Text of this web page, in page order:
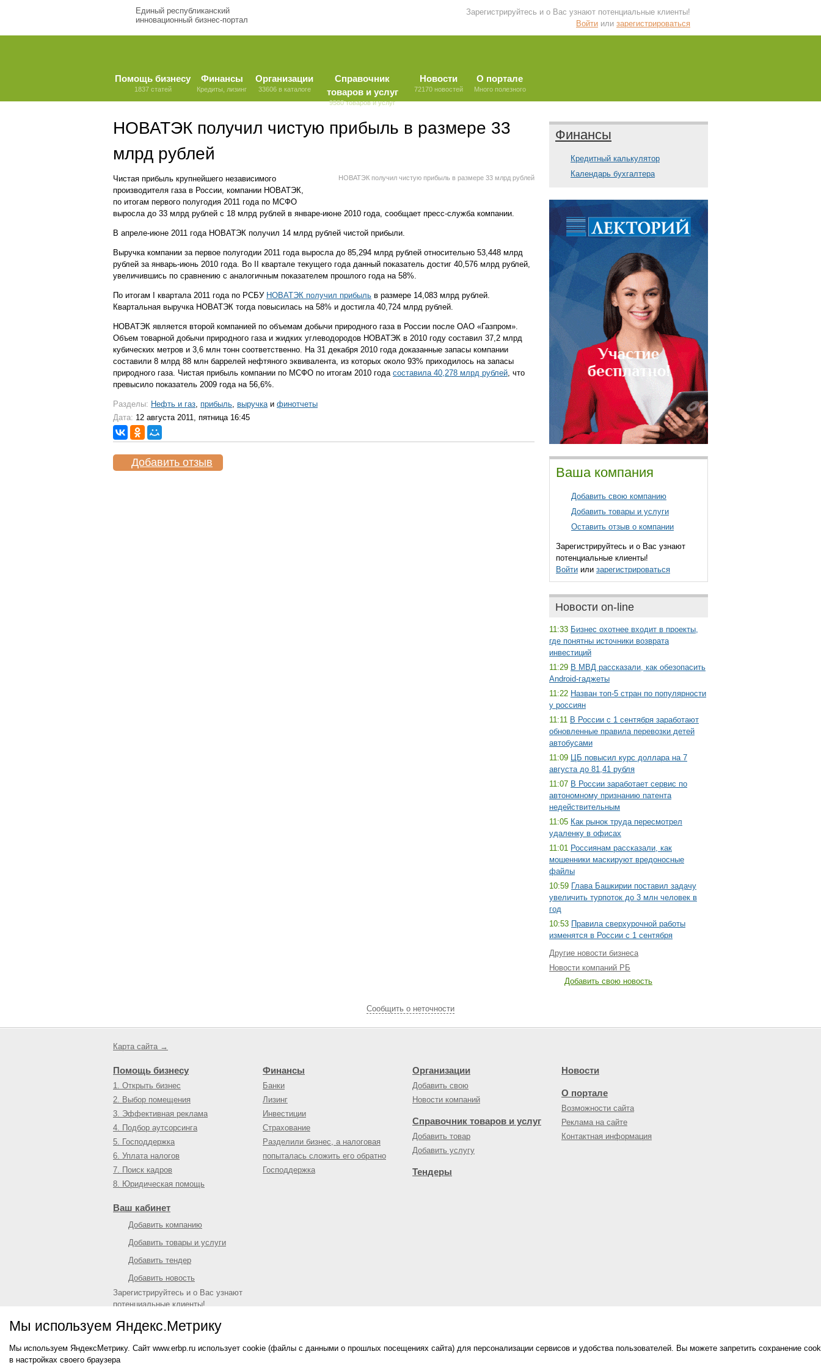
Единый республиканский
инновационный бизнес-портал
Зарегистрируйтесь и о Вас узнают потенциальные клиенты!
Войти или зарегистрироваться
Помощь бизнесу
1837 статей
Финансы
Кредиты, лизинг
Организации
33606 в каталоге
Справочник
товаров и услуг
9580 товаров и услуг
Новости
72170 новостей
О портале
Много полезного
НОВАТЭК получил чистую прибыль в размере 33
млрд рублей
НОВАТЭК получил чистую прибыль в размере 33 млрд рублей
Чистая прибыль крупнейшего независимого
производителя газа в России, компании НОВАТЭК,
по итогам первого полугодия 2011 года по МСФО
выросла до 33 млрд рублей с 18 млрд рублей в январе-июне 2010 года, сообщает пресс-служба компании.
В апреле-июне 2011 года НОВАТЭК получил 14 млрд рублей чистой прибыли.
Выручка компании за первое полугодии 2011 года выросла до 85,294 млрд рублей относительно 53,448 млрд
рублей за январь-июнь 2010 года. Во II квартале текущего года данный показатель достиг 40,576 млрд рублей,
увеличившись по сравнению с аналогичным показателем прошлого года на 58%.
По итогам I квартала 2011 года по РСБУ НОВАТЭК получил прибыль в размере 14,083 млрд рублей.
Квартальная выручка НОВАТЭК тогда повысилась на 58% и достигла 40,724 млрд рублей.
НОВАТЭК является второй компанией по объемам добычи природного газа в России после ОАО «Газпром».
Объем товарной добычи природного газа и жидких углеводородов НОВАТЭК в 2010 году составил 37,2 млрд
кубических метров и 3,6 млн тонн соответственно. На 31 декабря 2010 года доказанные запасы компании
составили 8 млрд 88 млн баррелей нефтяного эквивалента, из которых около 93% приходилось на запасы
природного газа. Чистая прибыль компании по МСФО по итогам 2010 года составила 40,278 млрд рублей, что
превысило показатель 2009 года на 56,6%.
Разделы: Нефть и газ, прибыль, выручкаи финотчеты
Дата: 12 августа 2011, пятница 16:45
Добавить отзыв
Финансы
Кредитный калькулятор
Календарь бухгалтера
Ваша компания
Добавить свою компанию
Добавить товары и услуги
Оставить отзыв о компании
Зарегистрируйтесь и о Вас узнают
потенциальные клиенты!
Войти или зарегистрироваться
Мы используем Яндекс.Метрику
Мы используем ЯндексМетрику. Сайт www.erbp.ru использует cookie (файлы с данными о прошлых посещениях сайта) для персонализации сервисов и удобства пользователей. Вы можете запретить сохранение
в настройках своего браузера
Новости on-line
11:33 Бизнес охотнее входит в проекты,
где понятны источники возврата
инвестиций
11:29 В МВД рассказали, как обезопасить
Android-гаджеты
11:22 Назван топ-5 стран по популярности
у россиян
11:11 В России с 1 сентября заработают
обновленные правила перевозки детей
автобусами
11:09 ЦБ повысил курс доллара на 7
августа до 81,41 рубля
11:07 В России заработает сервис по
автономному признанию патента
недействительным
11:05 Как рынок труда пересмотрел
удаленку в офисах
11:01 Россиянам рассказали, как
мошенники маскируют вредоносные
файлы
10:59 Глава Башкирии поставил задачу
увеличить турпоток до 3 млн человек в
год
10:53 Правила сверхурочной работы
изменятся в России с 1 сентября
Другие новости бизнеса
Новости компаний РБ
Добавить свою новость
Cообщить о неточности
Карта сайта →
Помощь бизнесу
1. Открыть бизнес
2. Выбор помещения
3. Эффективная реклама
4. Подбор аутсорсинга
5. Господдержка
6. Уплата налогов
7. Поиск кадров
8. Юридическая помощь
Финансы
Банки
Лизинг
Инвестиции
Страхование
Разделили бизнес, а налоговая
попыталась сложить его обратно
Господдержка
Организации
Добавить свою
Новости компаний
Справочник товаров и услуг
Добавить товар
Добавить услугу
Тендеры
Новости
О портале
Возможности сайта
Реклама на сайте
Контактная информация
Ваш кабинет
Добавить компанию
Добавить товары и услуги
Добавить тендер
Добавить новость
Зарегистрируйтесь и о Вас узнают
потенциальные клиенты!
© 2009—2026Единый республиканский бизнес-портал
О портале